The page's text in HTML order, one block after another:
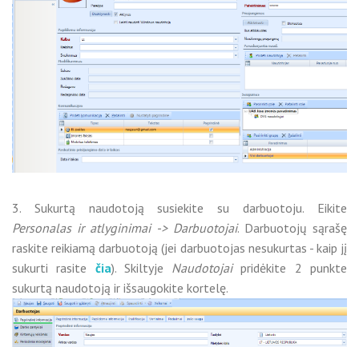
3. Sukurtą naudotoją susiekite su darbuotoju. Eikite
Personalas ir atlyginimai -> Darbuotojai. Darbuotojų sąrašę
raskite reikiamą darbuotoją (jei darbuotojas nesukurtas - kaip jį
sukurti rasite čia). Skiltyje Naudotojaipridėkite 2 punkte
sukurtą naudotoją ir išsaugokite kortelę.